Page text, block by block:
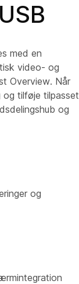
med en
video- og
Overview. Når
og tilføje tilpasset
og
og